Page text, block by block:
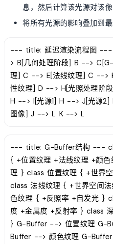
息，然后计算该光源对该
将所有光源的影响叠加到
--- title: 延迟渲染流程图 ---
> B[几何处理阶段] B -->
理] C --> E[法线纹理] C -->
性纹理] D --> H[光照处理
H --> I[光源1] H --> J[光源
图像] J --> L K --> L
--- title: G-Buffer结构 ---
{ +位置纹理 +法线纹理 +颜
理 } class 位置纹理 { +世界
class 法线纹理 { +世界空间
色纹理 { +反照率 +自发光 }
度 +金属度 +反射率 } class
} G-Buffer --> 位置纹理 G-
Buffer --> 颜色纹理 G-